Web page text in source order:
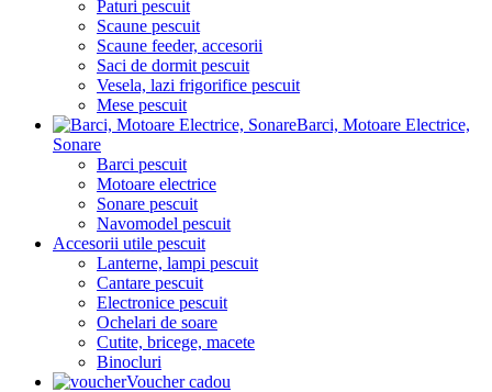
Paturi pescuit
Scaune pescuit
Scaune feeder, accesorii
Saci de dormit pescuit
Vesela, lazi frigorifice pescuit
Mese pescuit
Barci, Motoare Electrice,
Sonare
Barci pescuit
Motoare electrice
Sonare pescuit
Navomodel pescuit
Accesorii utile pescuit
Lanterne, lampi pescuit
Cantare pescuit
Electronice pescuit
Ochelari de soare
Cutite, bricege, macete
Binocluri
Voucher cadou